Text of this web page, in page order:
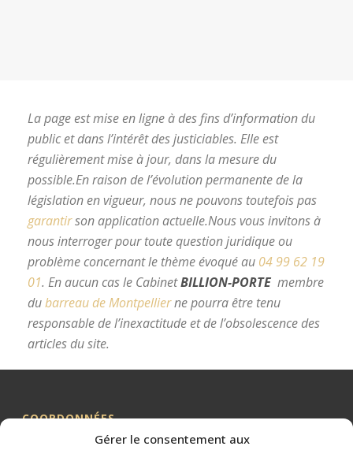
Gérer le consentement aux
La page est mise en ligne à des fins d’information du
public et dans l’intérêt des justiciables. Elle est
régulièrement mise à jour, dans la mesure du
possible.En raison de l’évolution permanente de la
législation en vigueur, nous ne pouvons toutefois pas
garantirson application actuelle.Nous vous invitons à
nous interroger pour toute question juridique ou
problème concernant le thème évoqué au 04 99 62 19
01. En aucun cas le CabinetBILLION-PORTE membre
dubarreau de Montpellierne pourra être tenu
responsable de l’inexactitude et de l’obsolescence des
articles du site.
COORDONNÉES
Me BILLION-PORTE